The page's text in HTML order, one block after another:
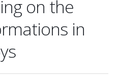
on the
in